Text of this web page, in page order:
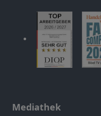
Mediathek